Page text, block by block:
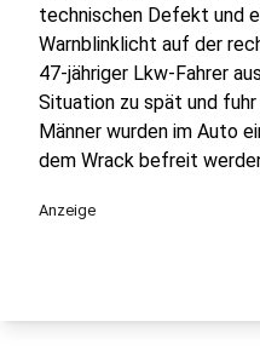
technischen Defekt und
Warnblinklicht auf der
47-jähriger Lkw-Fahrer
Situation zu spät und
Männer wurden im Auto
dem Wrack befreit
Anzeige